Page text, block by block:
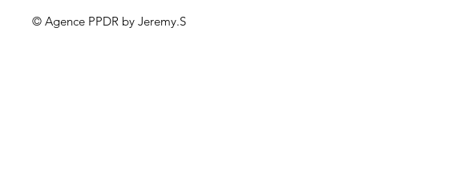
© Agence PPDR by Jeremy.S